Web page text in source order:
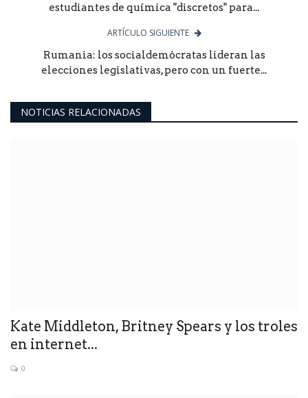
estudiantes de química "discretos" para...
ARTÍCULO SIGUIENTE
Rumania: los socialdemócratas lideran las
elecciones legislativas, pero con un fuerte...
NOTICIAS RELACIONADAS
Kate Middleton, Britney Spears y los troles
en internet...
0